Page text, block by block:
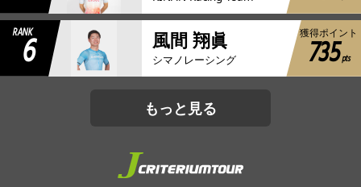
RANK
6 風間 翔眞
シマノレーシング
獲得ポイント
735pts
もっと見る